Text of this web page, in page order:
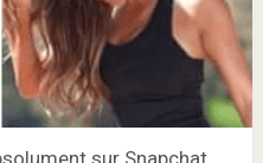
sur Snapchat